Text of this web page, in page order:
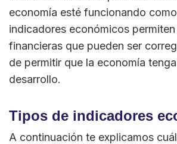
economía esté funcionando
indicadores económicos
financieras que pueden ser
de permitir que la economía
desarrollo.
Tipos de indicadores
A continuación te explicamos